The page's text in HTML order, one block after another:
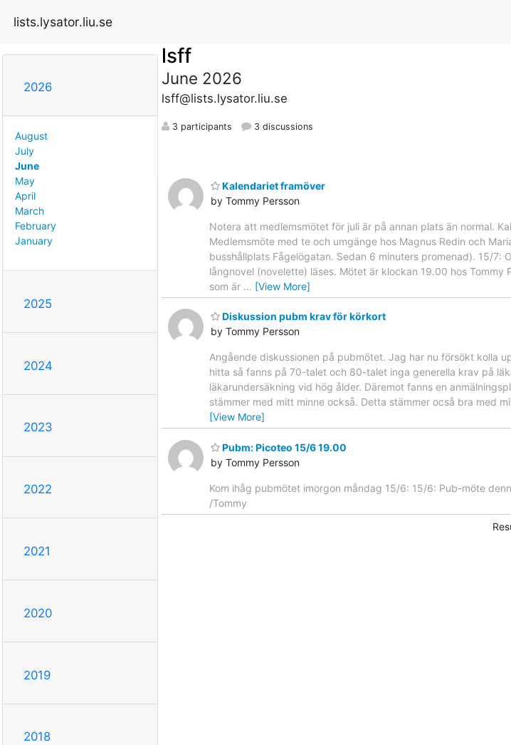
lists.lysator.liu.se
2026
August
July
June
May
April
March
February
January
2025
2024
2023
2022
2021
2020
2019
2018
lsff
June 2026
lsff@lists.lysator.liu.se
3 participants 3 discussions
Kalendariet framöver
by Tommy Persson
Notera att medlemsmötet för juli är på annan plats än normal.
Medlemsmöte med te och umgänge hos Magnus Redin och
busshållplats Fågelögatan. Sedan 6 minuters promenad). 15/7:
långnovel (novelette) läses. Mötet är klockan 19.00 hos
som är … [View More]
Diskussion pubm krav för körkort
by Tommy Persson
Angående diskussionen på pubmötet. Jag har nu försökt kolla
hitta så fanns på 70-talet och 80-talet inga generella krav på
läkarundersäkning vid hög ålder. Däremot fanns en
stämmer med mitt minne också. Detta stämmer ocså bra med
[View More]
Pubm: Picoteo 15/6 19.00
by Tommy Persson
Kom ihåg pubmötet imorgon måndag 15/6: 15/6: Pub-möte
/Tommy